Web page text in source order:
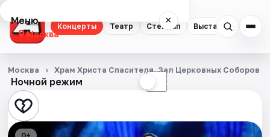
Концерты Театр Стендап Выставки
Меню ×
Москва
Концерты
Театр
Стендап
Ночной режим ☾
Москва Храм Христа Спасителя. Зал Церковных Соборов